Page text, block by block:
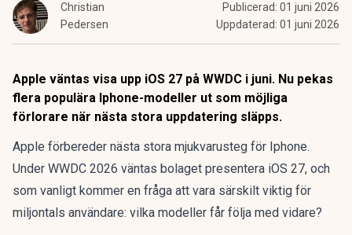
Christian
Pedersen
Publicerad: 01 juni 2026
Uppdaterad: 01 juni 2026
Apple väntas visa upp iOS 27 på WWDC i juni. Nu pekas
flera populära Iphone-modeller ut som möjliga
förlorare när nästa stora uppdatering släpps.
Apple förbereder nästa stora mjukvarusteg för Iphone.
Under WWDC 2026 väntas bolaget presentera iOS 27, och
som vanligt kommer en fråga att vara särskilt viktig för
miljontals användare: vilka modeller får följa med vidare?